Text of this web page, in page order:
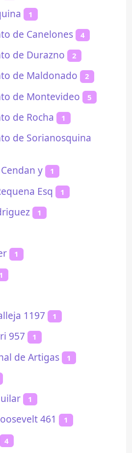
1
de Canelones 4
de Durazno 2
de Maldonado 2
de Montevideo 5
de Rocha 1
de Sorianosquina
y 1
Esq 1
1
1
1
1197 1
957 1
de Artigas 1
1
461 1
4